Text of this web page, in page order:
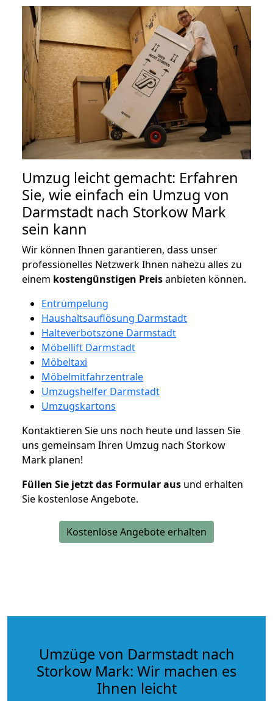
Umzug leicht gemacht: Erfahren
Sie, wie einfach ein Umzug von
Darmstadt nach Storkow Mark
sein kann
Wir können Ihnen garantieren, dass unser
professionelles Netzwerk Ihnen nahezu alles zu
einem kostengünstigen Preisanbieten können.
Entrümpelung
Haushaltsauflösung Darmstadt
Halteverbotszone Darmstadt
Möbellift Darmstadt
Möbeltaxi
Möbelmitfahrzentrale
Umzugshelfer Darmstadt
Umzugskartons
Kontaktieren Sie uns noch heute und lassen Sie
uns gemeinsam Ihren Umzug nach Storkow
Mark planen!
Füllen Sie jetzt das Formular aus und erhalten
Sie kostenlose Angebote.
Kostenlose Angebote erhalten
Umzüge von Darmstadt nach
Storkow Mark: Wir machen es
Ihnen leicht